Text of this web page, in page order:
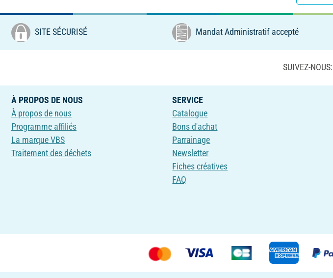
SITE SÉCURISÉ Mandat Administratif accepté
SUIVEZ-NOUS:
À PROPOS DE NOUS
À propos de nous
Programme affiliés
La marque VBS
Traitement des déchets
SERVICE
Catalogue
Bons d'achat
Parrainage
Newsletter
Fiches créatives
FAQ